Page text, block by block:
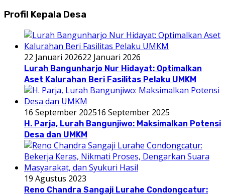
Profil Kepala Desa
22 Januari 202622 Januari 2026
Lurah Bangunharjo Nur Hidayat: Optimalkan
Aset Kalurahan Beri Fasilitas Pelaku UMKM
16 September 202516 September 2025
H. Parja, Lurah Bangunjiwo: Maksimalkan Potensi
Desa dan UMKM
19 Agustus 2023
Reno Chandra Sangaji Lurahe Condongcatur: